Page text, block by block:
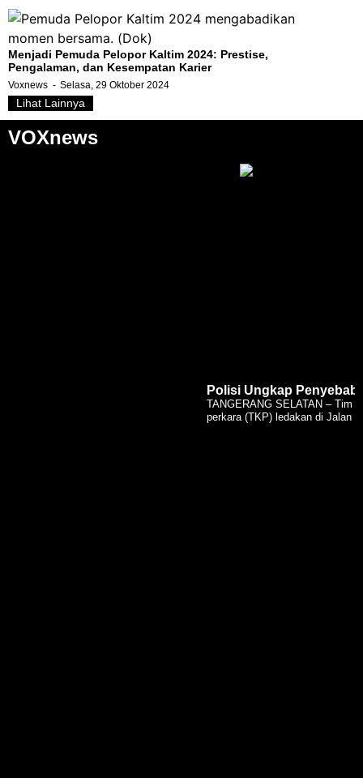
Menjadi Pemuda Pelopor Kaltim 2024: Prestise,
Pengalaman, dan Kesempatan Karier
Voxnews Selasa, 29 Oktober 2024
Lihat Lainnya
VOXnews
Polisi Ungkap
TANGERANG SELATAN – Tim
perkara (TKP) ledakan di Jalan